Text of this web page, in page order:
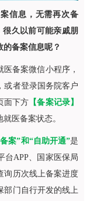
信息，无需再次备
久以前可能亲戚朋
备案信息呢？
备案微信小程序，
或者登录国务院客户
面下方 【备案记录】
医备案状态。
案”和“自助开通”是
台APP、国家医保局
询历次线上备案进度
部门自行开发的线上